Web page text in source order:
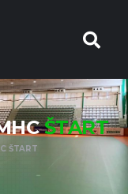
ŠTART
ŠTART